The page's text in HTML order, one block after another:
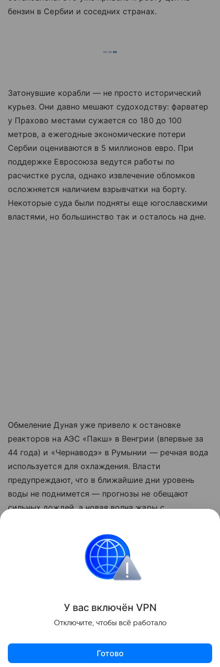
бензин в Сербии и соседних странах.
Затонувшие корабли — не просто исторический
курьез. Они давно мешают судоходству: фарватер
у Прахово местами сужается со 180 до 100
метров, а ежегодные экономические потери
Сербии оцениваются в 5 миллионов евро. При
поддержке Евросоюза ведутся работы по
расчистке русла, однако извлечение обломков
осложняется наличием взрывчатки на борту.
Некоторые суда были подняты еще югославскими
властями, но большинство так и осталось на дне.
Обмеление Дуная уже привело к остановке
реакторов на АЭС «Пакш» в Венгрии (впервые за
44 года) и «Чернаводэ» в Румынии — речная вода
используется для охлаждения. Власти
предупреждают, что в ближайшие дни уровень
воды не поднимется — прогнозы не обещают
сильных дождей, а новая волна жары с
Читайте также нашустатьюо том, как в
Атлантическом океане нашли затонувший 74 года
История Климат
У вас включён VPN
Отключите, чтобы всё работало
Готово